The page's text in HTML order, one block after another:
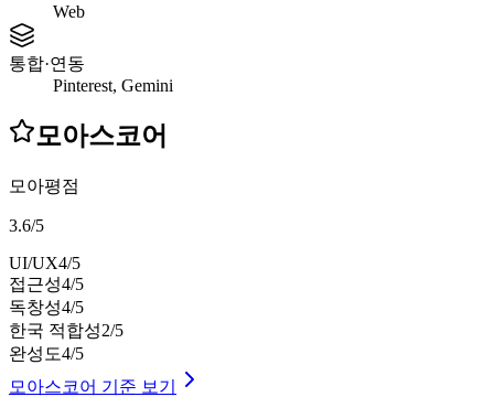
Web
통합·연동
Pinterest, Gemini
모아스코어
모아평점
3.6/5
UI/UX4/5
접근성4/5
독창성4/5
한국 적합성2/5
완성도4/5
모아스코어 기준 보기